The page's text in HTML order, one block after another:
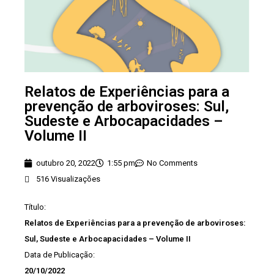
Relatos de Experiências para a
prevenção de arboviroses: Sul,
Sudeste e Arbocapacidades –
Volume II
outubro 20, 2022 1:55 pm
No Comments
516 Visualizações
Título:
Relatos de Experiências para a prevenção de arboviroses:
Sul, Sudeste e Arbocapacidades – Volume II
Data de Publicação:
20/10/2022